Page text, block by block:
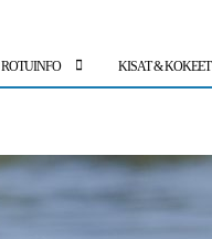
ROTUINFO KISAT & KOKEET